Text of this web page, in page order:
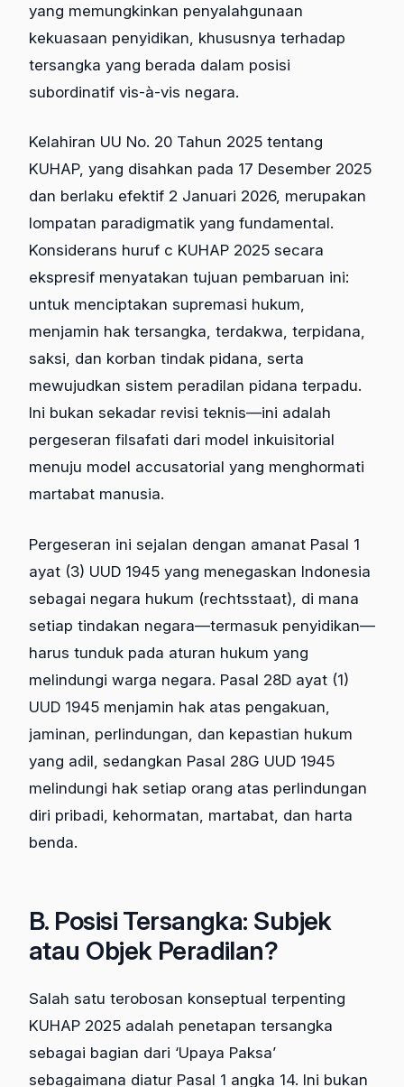
yang memungkinkan penyalahgunaan
kekuasaan penyidikan, khususnya terhadap
tersangka yang berada dalam posisi
subordinatif vis-à-vis negara.
Kelahiran UU No. 20 Tahun 2025 tentang
KUHAP, yang disahkan pada 17 Desember 2025
dan berlaku efektif 2 Januari 2026, merupakan
lompatan paradigmatik yang fundamental.
Konsiderans huruf c KUHAP 2025 secara
ekspresif menyatakan tujuan pembaruan ini:
untuk menciptakan supremasi hukum,
menjamin hak tersangka, terdakwa, terpidana,
saksi, dan korban tindak pidana, serta
mewujudkan sistem peradilan pidana terpadu.
Ini bukan sekadar revisi teknis—ini adalah
pergeseran filsafati dari model inkuisitorial
menuju model accusatorial yang menghormati
martabat manusia.
Pergeseran ini sejalan dengan amanat Pasal 1
ayat (3) UUD 1945 yang menegaskan Indonesia
sebagai negara hukum (rechtsstaat), di mana
setiap tindakan negara—termasuk penyidikan—
harus tunduk pada aturan hukum yang
melindungi warga negara. Pasal 28D ayat (1)
UUD 1945 menjamin hak atas pengakuan,
jaminan, perlindungan, dan kepastian hukum
yang adil, sedangkan Pasal 28G UUD 1945
melindungi hak setiap orang atas perlindungan
diri pribadi, kehormatan, martabat, dan harta
benda.
B. Posisi Tersangka: Subjek
atau Objek Peradilan?
Salah satu terobosan konseptual terpenting
KUHAP 2025 adalah penetapan tersangka
sebagai bagian dari ‘Upaya Paksa’
sebagaimana diatur Pasal 1 angka 14. Ini bukan